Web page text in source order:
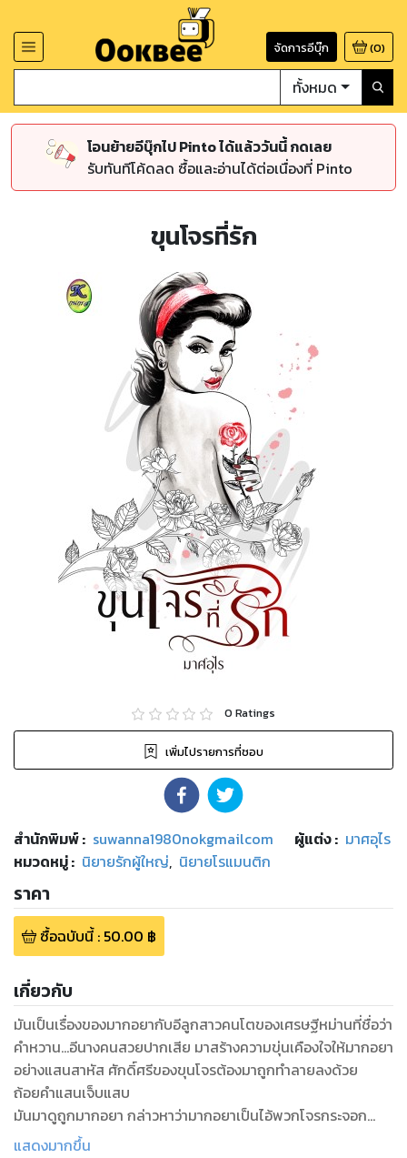
จัดการอีบุ๊ก (0)
ทั้งหมด
โอนย้ายอีบุ๊กไป Pinto ได้แล้ววันนี้ กดเลย
รับทันทีโค้ดลด ซื้อและอ่านได้ต่อเนื่องที่ Pinto
ขุนโจรที่รัก
0 Ratings
เพิ่มไปรายการที่ชอบ
สำนักพิมพ์: suwanna1980nokgmailcom ผู้แต่ง : มาศอุไร
หมวดหมู่: นิยายรักผู้ใหญ่, นิยายโรแมนติก
ราคา
ซื้อฉบับนี้: 50.00 ฿
เกี่ยวกับ
มันเป็นเรื่องของมากอยากับอีลูกสาวคนโตของเศรษฐีหม่านที่ชื่อว่า
คำหวาน...อีนางคนสวยปากเสีย มาสร้างความขุ่นเคืองใจให้มากอยา
อย่างแสนสาหัส ศักดิ์ศรีของขุนโจรต้องมาถูกทำลายลงด้วย
ถ้อยคำแสนเจ็บแสบ
มันมาดูถูกมากอยา กล่าวหาว่ามากอยาเป็นไอ้พวกโจรกระจอก
ไหนเลยจะมีปัญญาหาเมียฐานะสูงส่งได้อย่างตัวมัน...ถ้ามากอยา
แสดงมากขึ้น